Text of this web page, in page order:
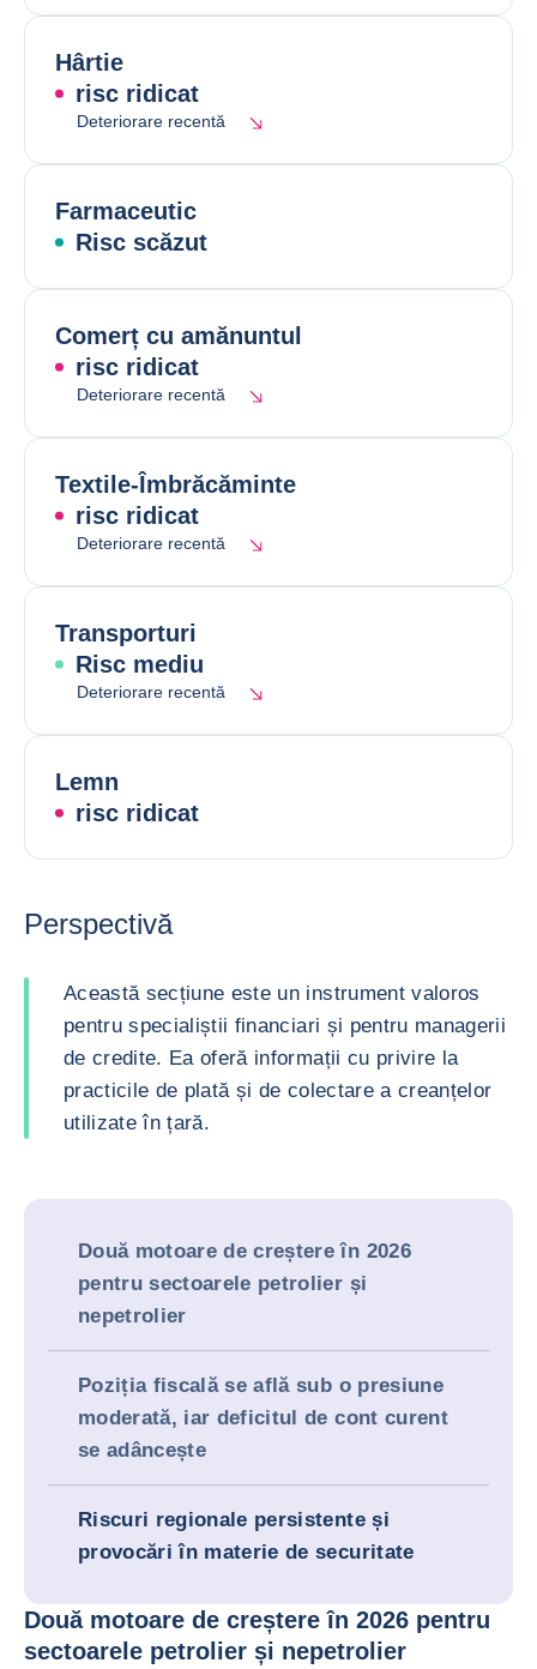
Hârtie
risc ridicat
Deteriorare recentă
Farmaceutic
Risc scăzut
Comerț cu amănuntul
risc ridicat
Deteriorare recentă
Textile-Îmbrăcăminte
risc ridicat
Deteriorare recentă
Transporturi
Risc mediu
Deteriorare recentă
Lemn
risc ridicat
Perspectivă
Această secțiune este un instrument valoros
pentru specialiștii financiari și pentru managerii
de credite. Ea oferă informații cu privire la
practicile de plată și de colectare a creanțelor
utilizate în țară.
Două motoare de creștere în 2026
pentru sectoarele petrolier și
nepetrolier
Poziția fiscală se află sub o presiune
moderată, iar deficitul de cont curent
se adâncește
Riscuri regionale persistente și
provocări în materie de securitate
Două motoare de creștere în 2026 pentru
sectoarele petrolier și nepetrolier